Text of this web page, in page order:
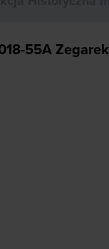
55A Zegarek